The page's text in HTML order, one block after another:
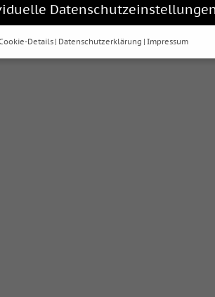
Datenschutzeinstellungen
Details Datenschutzerklärung Impressum
Datenschutzeinstellungen
Ihre Zustimmung zu freiwilligen
Adressen), z. B. für personalisierte